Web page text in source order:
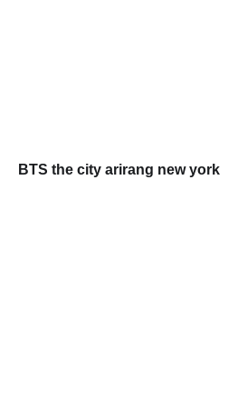
BTS the city arirang new york